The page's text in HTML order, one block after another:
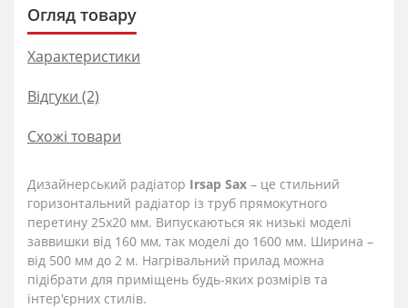
Огляд товару
Характеристики
Відгуки (2)
Схожі товари
Дизайнерський радіатор Irsap Sax – це стильний
горизонтальний радіатор із труб прямокутного
перетину 25х20 мм. Випускаються як низькі моделі
заввишки від 160 мм, так моделі до 1600 мм. Ширина –
від 500 мм до 2 м. Нагрівальний прилад можна
підібрати для приміщень будь-яких розмірів та
інтер'єрних стилів.